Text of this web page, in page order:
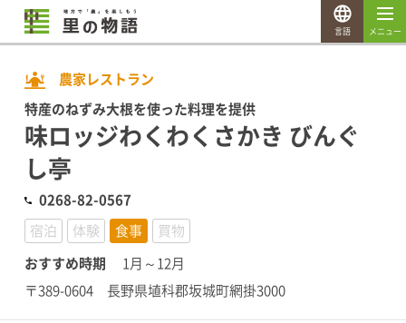
農家レストラン
特産のねずみ大根を使った料理を提供
味ロッジわくわくさかき びんぐ
し亭
0268-82-0567
宿泊
体験 食事
買物
おすすめ時期
1月～12月
〒389-0604 長野県埴科郡坂城町網掛3000
メニュー
言語